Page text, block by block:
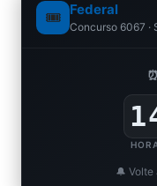
🎟️ Federal
Concurso 6067 ·
🔔 Volte